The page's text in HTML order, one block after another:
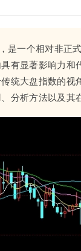
是一个相对非正
有显著影响力
统大盘指数的视
分析方法以及其